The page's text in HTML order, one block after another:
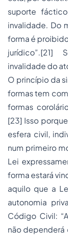
suporte
invalidade. Do
forma é
jurídico”.[21]
invalidade do
O princípio da
formastem
formas
[23] Isso
esfera civil,
num primeiro
Lei
forma estará
aquilo que a
autonomia
Código Civil:
não dependerá